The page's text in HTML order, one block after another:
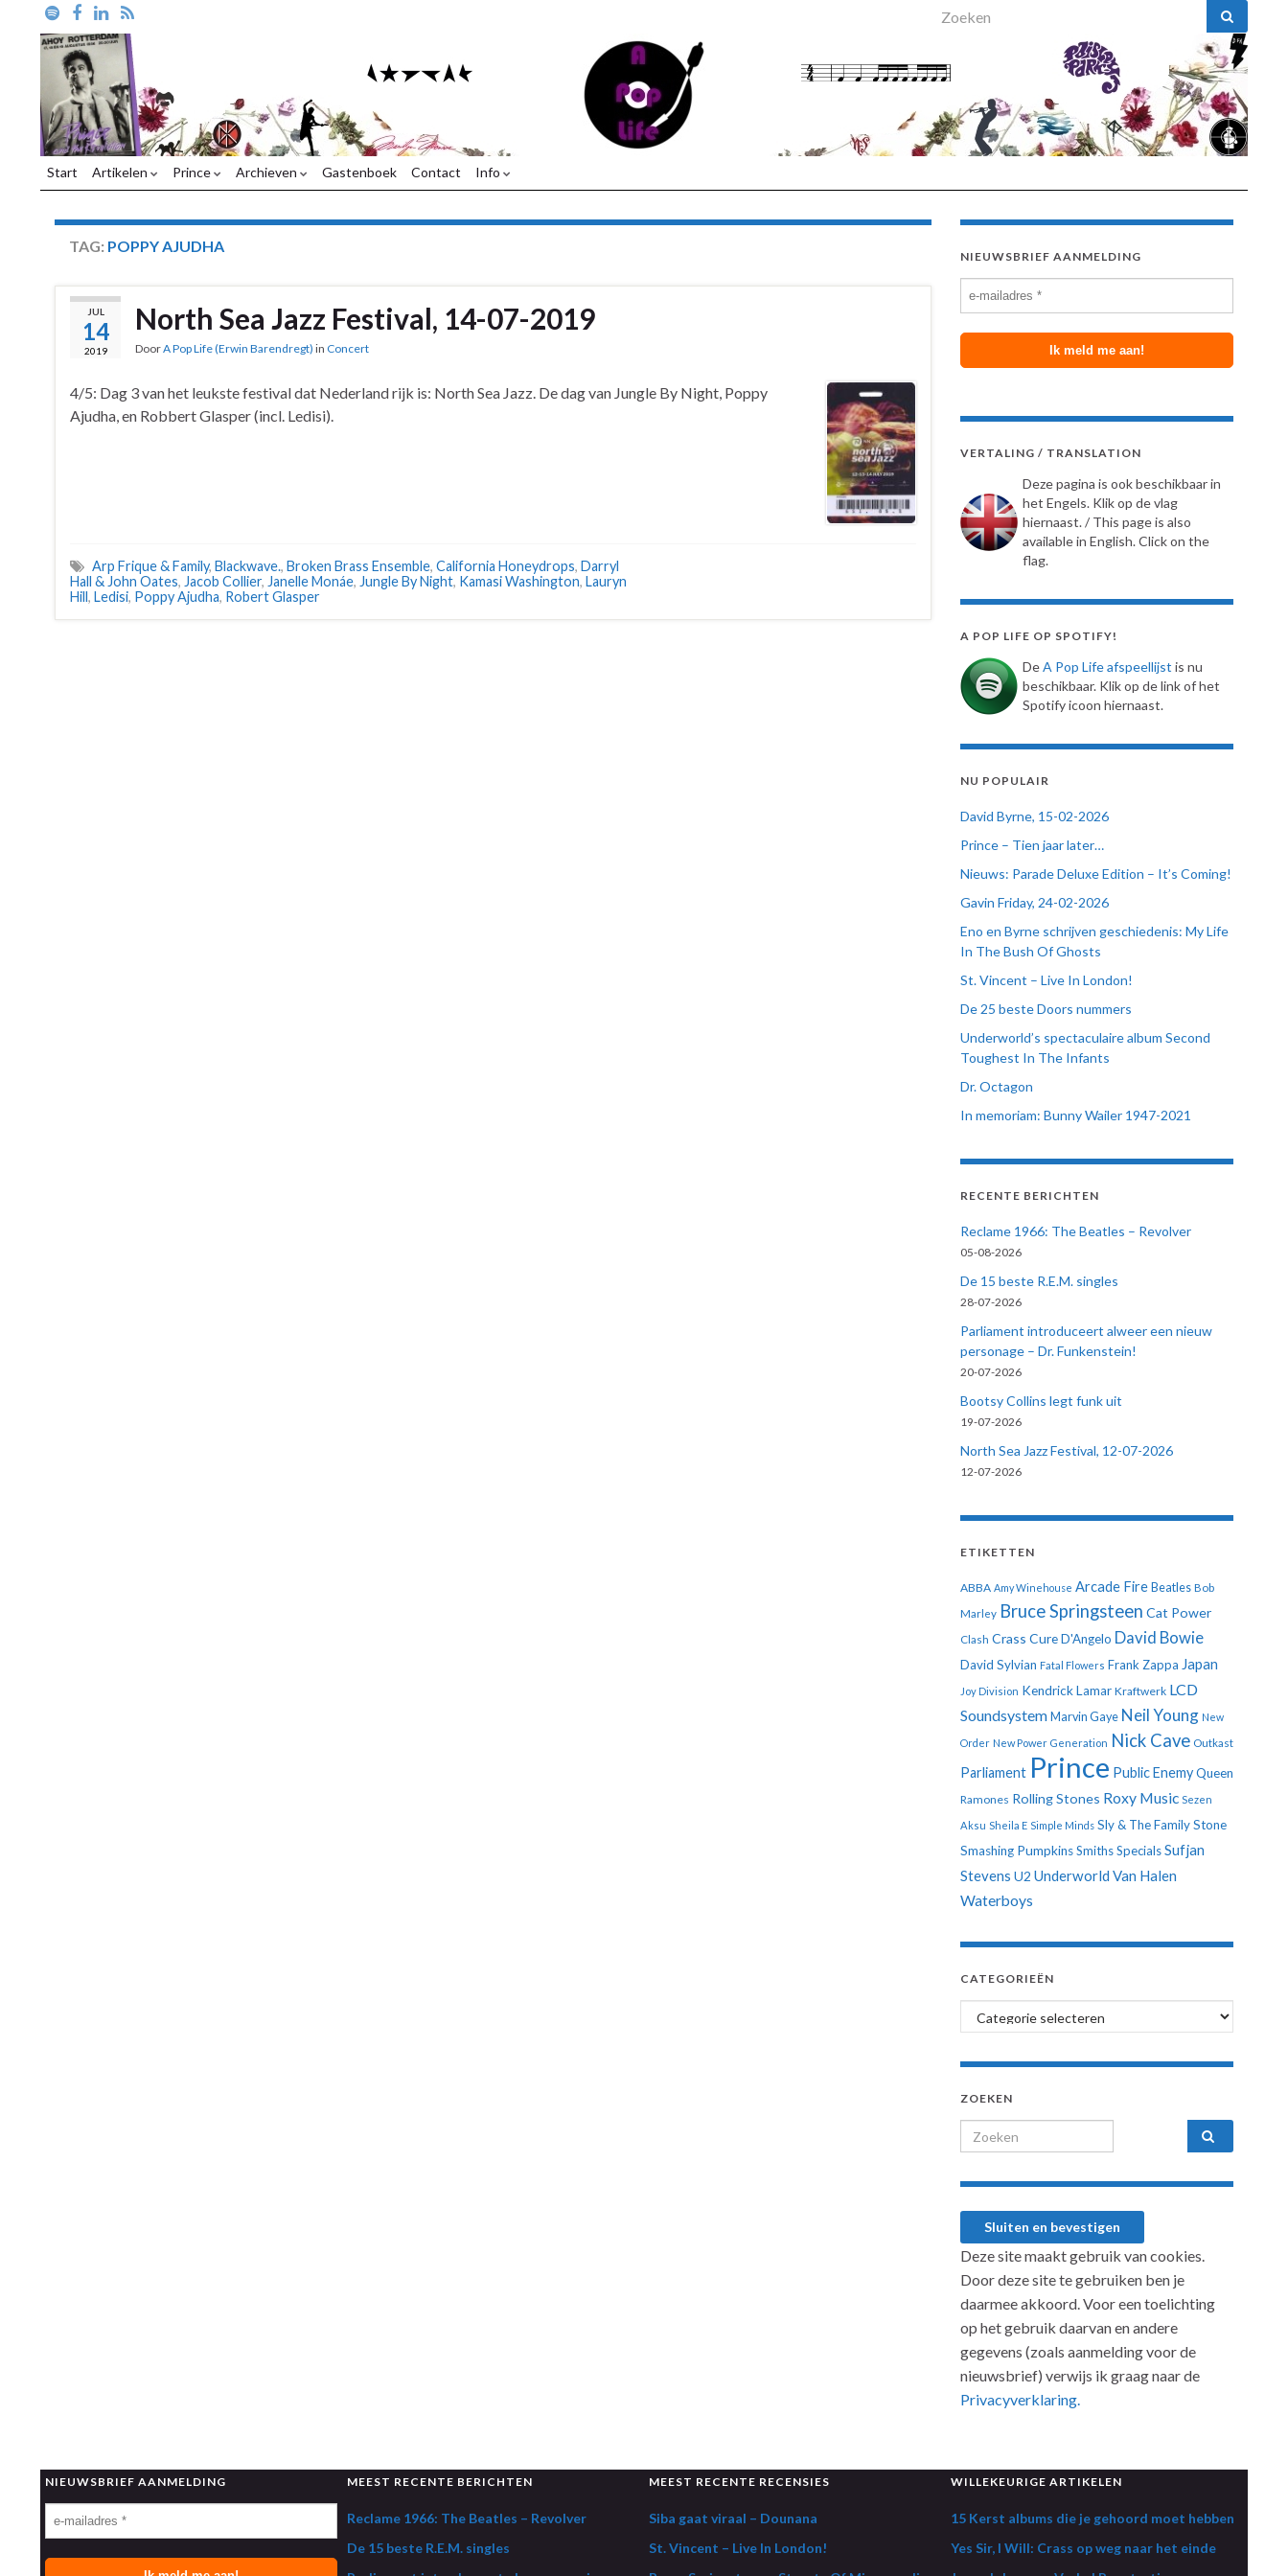
Search for:
Start Artikelen Prince Archieven Gastenboek Contact Info
TAG: POPPY AJUDHA
JUL
14
2019
North Sea Jazz Festival, 14-07-2019
DoorA Pop Life (Erwin Barendregt) in Concert
4/5: Dag 3 van het leukste festival dat Nederland rijk is: North Sea Jazz. De dag van Jungle By Night, Poppy
Ajudha, en Robbert Glasper (incl. Ledisi).
Arp Frique & Family, Blackwave., Broken Brass Ensemble, California Honeydrops, Darryl
Hall & John Oates, Jacob Collier, Janelle Monáe, Jungle By Night, Kamasi Washington, Lauryn
Hill, Ledisi, Poppy Ajudha, Robert Glasper
NIEUWSBRIEF AANMELDING
VERTALING / TRANSLATION
Deze pagina is ook beschikbaar in
het Engels. Klik op de vlag
hiernaast. / This page is also
available in English. Click on the
flag.
A POP LIFE OP SPOTIFY!
DeA Pop Life afspeellijst is nu
beschikbaar. Klik op de link of het
Spotify icoon hiernaast.
NU POPULAIR
David Byrne, 15-02-2026
Prince – Tien jaar later…
Nieuws: Parade Deluxe Edition – It’s Coming!
Gavin Friday, 24-02-2026
Eno en Byrne schrijven geschiedenis: My Life
In The Bush Of Ghosts
St. Vincent – Live In London!
De 25 beste Doors nummers
Underworld’s spectaculaire album Second
Toughest In The Infants
Dr. Octagon
In memoriam: Bunny Wailer 1947-2021
RECENTE BERICHTEN
Reclame 1966: The Beatles – Revolver
05-08-2026
De 15 beste R.E.M. singles
28-07-2026
Parliament introduceert alweer een nieuw
personage – Dr. Funkenstein!
20-07-2026
Bootsy Collins legt funk uit
19-07-2026
North Sea Jazz Festival, 12-07-2026
12-07-2026
ETIKETTEN
ABBA Amy Winehouse Arcade Fire Beatles Bob
Marley Bruce Springsteen Cat Power
Clash Crass CureD'Angelo David Bowie
David Sylvian Fatal Flowers Frank Zappa Japan
Joy Division Kendrick Lamar Kraftwerk LCD
Soundsystem Marvin Gaye Neil Young New
Order New Power Generation Nick Cave Outkast
Parliament Prince Public EnemyQueen
Ramones Rolling Stones Roxy Music Sezen
Aksu Sheila E Simple Minds Sly & The Family Stone
Smashing PumpkinsSmithsSpecialsSufjan
Stevens U2 Underworld Van Halen
Waterboys
CATEGORIEËN
Categorieën
ZOEKEN
Search for:
Deze site maakt gebruik van cookies.
Door deze site te gebruiken ben je
daarmee akkoord. Voor een toelichting
op het gebruik daarvan en andere
gegevens (zoals aanmelding voor de
nieuwsbrief) verwijs ik graag naar de
Privacyverklaring.
NIEUWSBRIEF AANMELDING MEEST RECENTE BERICHTEN
Reclame 1966: The Beatles – Revolver
De 15 beste R.E.M. singles
MEEST RECENTE RECENSIES
Siba gaat viraal – Dounana
St. Vincent – Live In London!
WILLEKEURIGE ARTIKELEN
15 Kerst albums die je gehoord moet hebben
Yes Sir, I Will: Crass op weg naar het einde